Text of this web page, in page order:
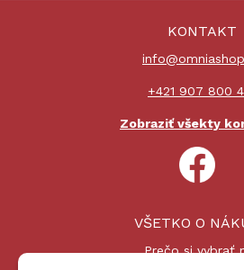
KONTAKT
+421 907 800
Zobraziť všekty
VŠETKO O
Prečo si vybrať